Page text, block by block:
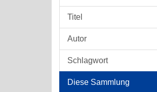
Titel
Autor
Schlagwort
Diese Sammlung